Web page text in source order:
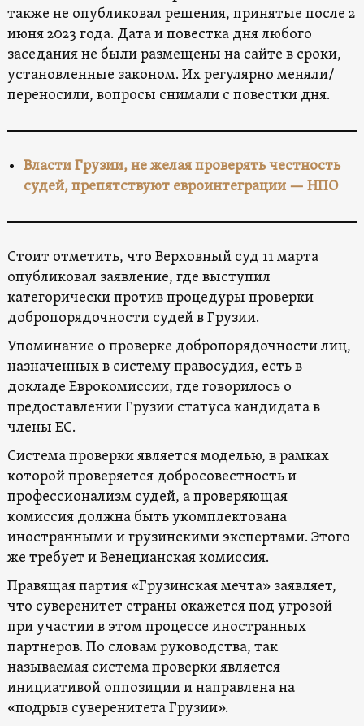
также не опубликовал решения, принятые после 2
июня 2023 года. Дата и повестка дня любого
заседания не были размещены на сайте в сроки,
установленные законом. Их регулярно меняли/
переносили, вопросы снимали с повестки дня.
Власти Грузии, не желая проверять честность
судей, препятствуют евроинтеграции — НПО
Стоит отметить, что Верховный суд 11 марта
опубликовал заявление, где выступил
категорически против процедуры проверки
добропорядочности судей в Грузии.
Упоминание о проверке добропорядочности лиц,
назначенных в систему правосудия, есть в
докладе Еврокомиссии, где говорилось о
предоставлении Грузии статуса кандидата в
члены ЕС.
Система проверки является моделью, в рамках
которой проверяется добросовестность и
профессионализм судей, а проверяющая
комиссия должна быть укомплектована
иностранными и грузинскими экспертами. Этого
же требует и Венецианская комиссия.
Правящая партия «Грузинская мечта» заявляет,
что суверенитет страны окажется под угрозой
при участии в этом процессе иностранных
партнеров. По словам руководства, так
называемая система проверки является
инициативой оппозиции и направлена ​​на
«подрыв суверенитета Грузии».